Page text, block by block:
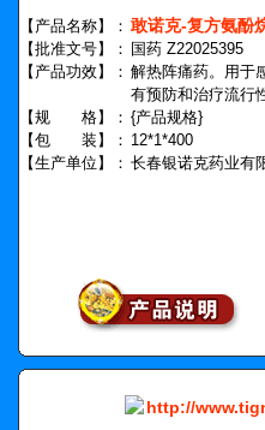
【产品名称】： 敢诺克-复方氨酚
【批准文号】： 国药 Z22025395
【产品功效】： 解热阵痛药。用于
有预防和治疗流行
【规 格】： {产品规格}
【包 装】： 12*1*400
【生产单位】： 长春银诺克药业有